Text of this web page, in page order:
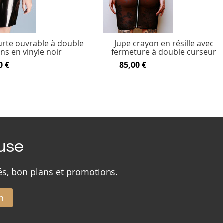
ouvrable à double
en vinyle noir
€
Jupe crayon en résille avec
fermeture à double curseur
85,00 €
bon plans et promotions.